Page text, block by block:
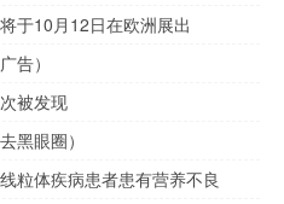
于10月12日在欧洲展出
告）
被发现
黑眼圈）
粒体疾病患者患有营养不良